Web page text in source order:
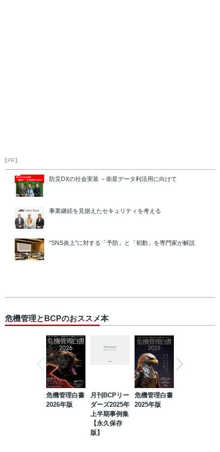
【PR】
防災DXの社会実装 －衛星データ利活用に向けて
事業継続を見据えたセキュリティを考える
“SNS炎上”に対する「予防」と「初動」を専門家が解説
危機管理とBCPのおススメ本
危機管理白書
2026年版
月刊BCPリー
ダーズ2025年
上半期事例集
【永久保存
版】
危機管理白書
2025年版